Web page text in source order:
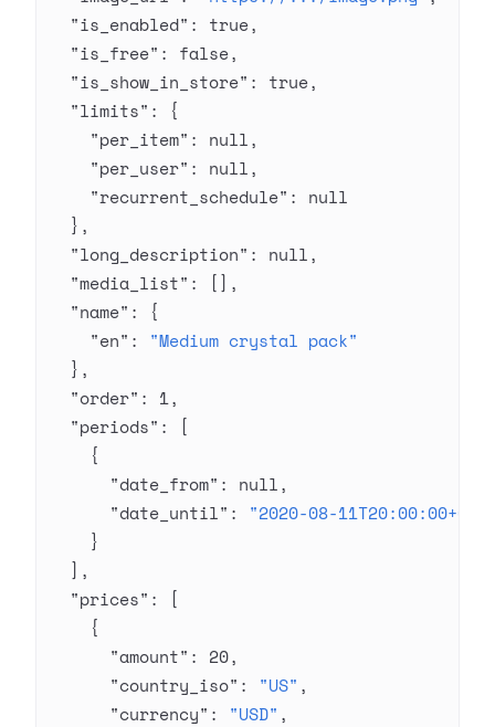
  "is_enabled"
: true,
  "is_free"
: false,
  "is_show_in_store"
: true,
  "limits"
: {
    "per_item"
: null,
    "per_user"
: null,
    "recurrent_schedule"
: null
  },
  "long_description"
: null,
  "media_list"
: [],
  "name"
: {
    "en"
: "Medium crystal pack"
  },
  "order"
: 1,
  "periods"
: [
    {
      "date_from"
: null,
      "date_until"
: "2020-08-
    }
  ],
  "prices"
: [
    {
      "amount"
: 20,
      "country_iso"
: "US" ,
      "currency"
: "USD" ,